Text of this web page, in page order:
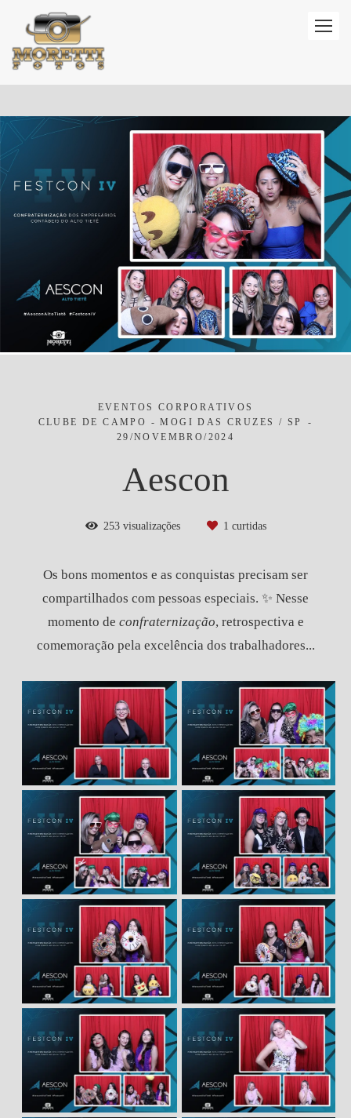
EVENTOS CORPORATIVOS
CLUBE DE CAMPO - MOGI DAS CRUZES / SP
29/NOVEMBRO/2024
Aescon
253visualizações 1 curtidas
Os bons momentos e as conquistas precisam ser
compartilhados com pessoas especiais. ✨ Nesse
momento de confraternização, retrospectiva e
comemoração pela excelência dos trabalhadores...